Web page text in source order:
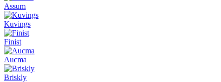
Assum
Kuvings
Finist
Aucma
Briskly